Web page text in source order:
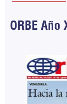
ORBE